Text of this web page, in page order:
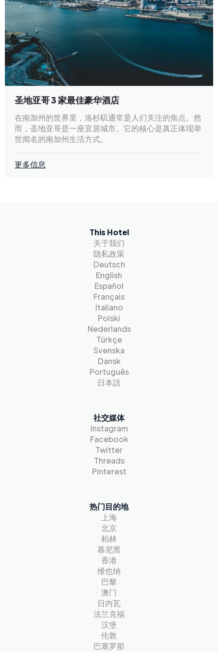
圣地亚哥 3 家最佳豪华酒店
在南加州的世界里，洛杉矶通常是人们关注的焦点。然
而，圣地亚哥是一座宜居城市。它的核心是真正体现举
世闻名的南加州生活方式。
更多信息
This Hotel
关于我们
隐私政策
Deutsch
English
Español
Français
Italiano
Polski
Nederlands
Türkçe
Svenska
Dansk
Português
日本語
社交媒体
Instagram
Facebook
Twitter
Threads
Pinterest
热门目的地
上海
北京
柏林
慕尼黑
香港
维也纳
巴黎
澳门
日内瓦
法兰克福
汉堡
伦敦
巴塞罗那